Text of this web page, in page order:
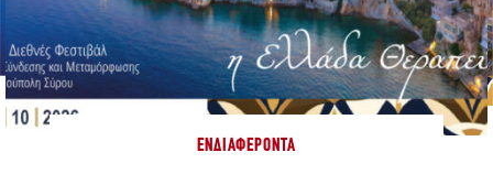
ΕΝΔΙΑΦΈΡΟΝΤΑ